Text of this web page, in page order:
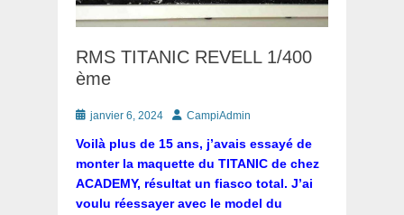
RMS TITANIC REVELL 1/400
ème
Postéjanvier 6, 2024 AuteurCampiAdmin
Voilà plus de 15 ans, j’avais essayé de
monter la maquette du TITANIC de chez
ACADEMY, résultat un fiasco total. J’ai
voulu réessayer avec le model du